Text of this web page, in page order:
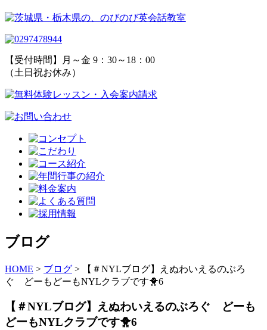
【受付時間】月～金 9：30～18：00
（土日祝お休み）
ブログ
HOME > ブログ >
【＃NYLブログ】えぬわいえるのぶろ
ぐ どーもどーもNYLクラブです🐥6
【＃NYLブログ】えぬわいえるのぶろぐ どーも
どーもNYLクラブです🐥6